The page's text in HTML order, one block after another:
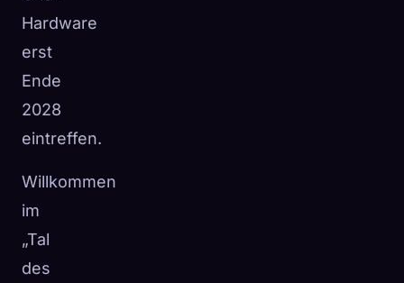
Hardware
erst
Ende
2028
eintreffen.
Willkommen
im
„Tal
des